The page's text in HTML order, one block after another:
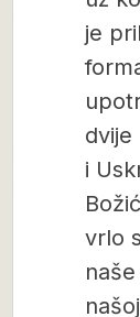
je
dvije
i
vrlo